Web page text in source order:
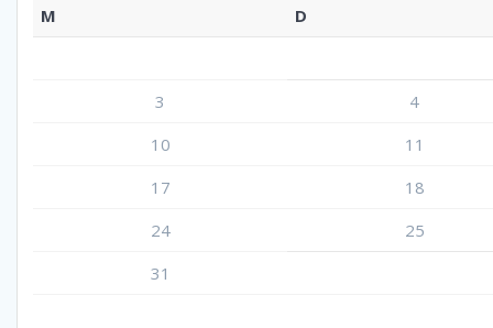
M D
3
4
10
11
17
18
24
25
31